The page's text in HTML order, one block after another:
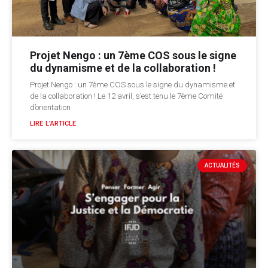
Projet Nengo : un 7ème COS sous le signe
du dynamisme et de la collaboration !
Projet Nengo : un 7ème COS sous le signe du dynamisme et
de la collaboration ! Le 12 avril, s’est tenu le 7ème Comité
d’orientation
LIRE L'ARTICLE
ACTUALITÉS